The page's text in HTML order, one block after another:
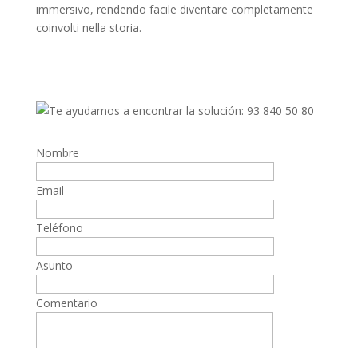
immersivo, rendendo facile diventare completamente
coinvolti nella storia.
Nombre
Email
Teléfono
Asunto
Comentario